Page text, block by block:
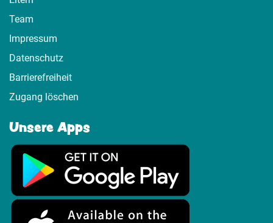
Team
Impressum
Datenschutz
Barrierefreiheit
Zugang löschen
Unsere Apps